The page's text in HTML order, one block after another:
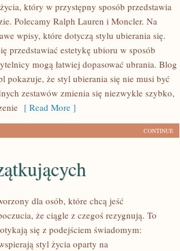
który w przystępny sposób przedstawia
Polecamy Ralph Lauren i Moncler. Na
wpisy, które dotyczą stylu ubierania się.
przedstawiać estetykę ubioru w sposób
mogą łatwiej dopasować ubrania. Blog
pokazuje, że styl ubierania się nie musi być
zestawów zmienia się niezwykle szybko,
[ Read More ]
CONTINUE
dla osób, które chcą jeść
że ciągle z czegoś rezygnują. To
się z podejściem świadomym:
styl życia oparty na